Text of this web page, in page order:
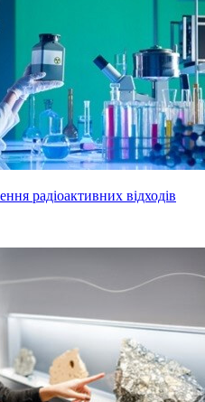
радіоактивних відходів